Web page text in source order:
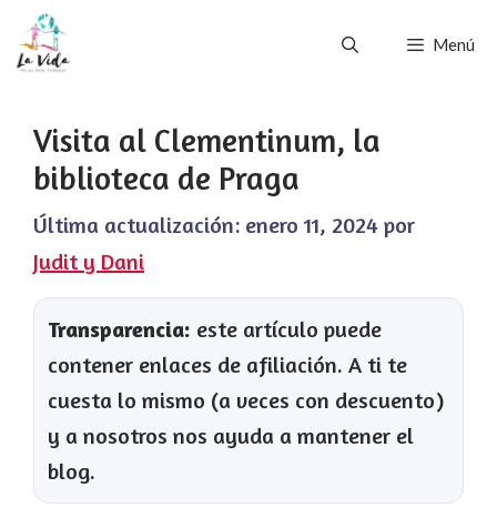
Saltar
Menú
Visita al Clementinum, la
biblioteca de Praga
Última actualización: enero 11, 2024 por
Judit y Dani
Transparencia: este artículo puede
contener enlaces de afiliación. A ti te
cuesta lo mismo (a veces con descuento)
y a nosotros nos ayuda a mantener el
blog.